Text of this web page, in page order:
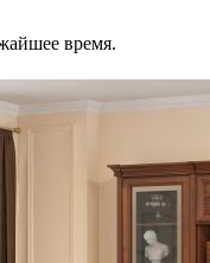
время.